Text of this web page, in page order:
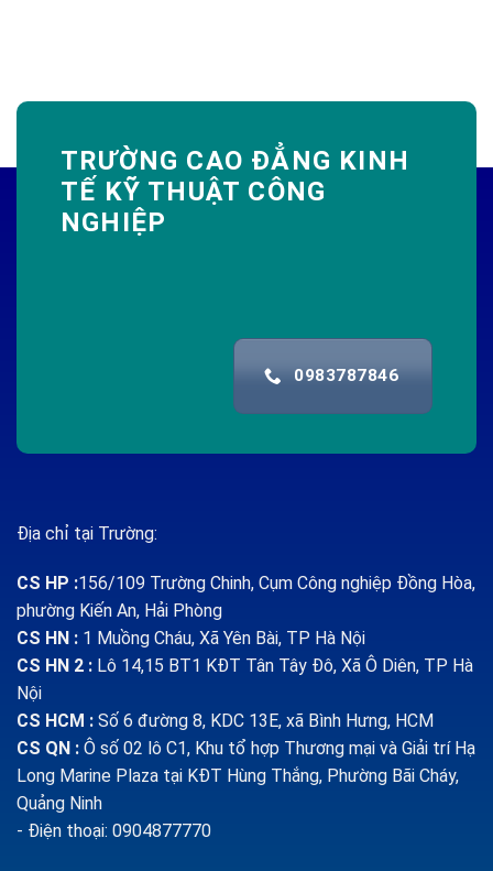
TRƯỜNG CAO ĐẲNG KINH
TẾ KỸ THUẬT CÔNG
NGHIỆP
0983787846
Địa chỉ tại Trường:
CS HP :156/109 Trường Chinh, Cụm Công nghiệp Đồng Hòa,
phường Kiến An, Hải Phòng
CS HN : 1 Muồng Cháu, Xã Yên Bài, TP Hà Nội
CS HN 2 : Lô 14,15 BT1 KĐT Tân Tây Đô, Xã Ô Diên, TP Hà
Nội
CS HCM : Số 6 đường 8, KDC 13E, xã Bình Hưng, HCM
CS QN : Ô số 02 lô C1, Khu tổ hợp Thương mại và Giải trí Hạ
Long Marine Plaza tại KĐT Hùng Thắng, Phường Bãi Cháy,
Quảng Ninh
- Điện thoại: 0904877770